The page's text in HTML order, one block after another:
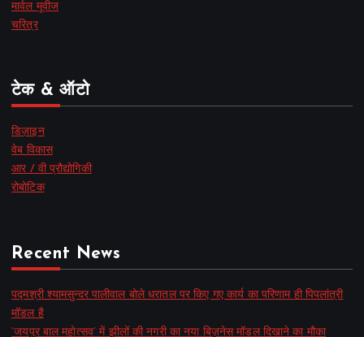
मार्वल मूवीज
चरित्र
टेक & ऑटो
डिज़ाइन
वेब विकास
आर / वी प्रौद्योगिकी
रोबोटिक
Recent News
पद्मश्री श्यामसुन्दर पालीवाल बोले धरातल पर किए गए कार्य का परिणाम ही पिपलांत्री
मॉडल है
‘जयपुर बाल महोत्सव’ में झीलों की नगरी का नया बिज़नेस मॉडल दिखाने का मौका